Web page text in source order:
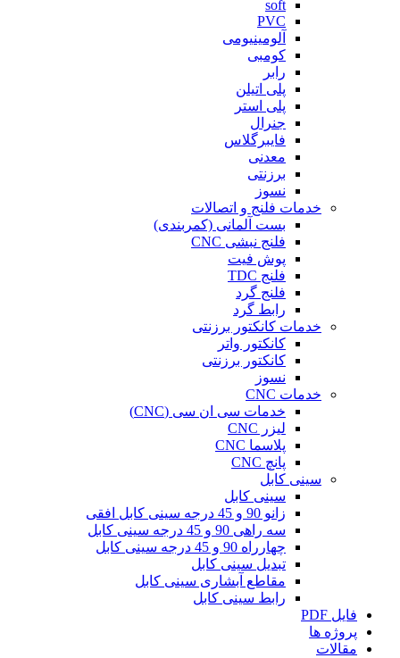
soft
PVC
آلومینیومی
کومبی
رابر
پلی اتیلن
پلی استر
جنرال
فایبرگلاس
معدنی
برزنتی
نسوز
خدمات فلنج و اتصالات
بست آلمانی (کمربندی)
فلنج نبشی CNC
پوش فیت
فلنج TDC
فلنج گرد
رابط گرد
خدمات کانکتور برزنتی
کانکتور واتر
کانکتور برزنتی
نسوز
خدمات CNC
خدمات سی ان سی (CNC)
لیزر CNC
پلاسما CNC
پانچ CNC
سینی کابل
سینی کابل
زانو 90 و 45 درجه سینی کابل افقی
سه راهی 90 و 45 درجه سینی کابل
چهارراه 90 و 45 درجه سینی کابل
تبدیل سینی کابل
مقاطع آبشاری سینی کابل
رابط سینی کابل
فایل PDF
پروژه ها
مقالات